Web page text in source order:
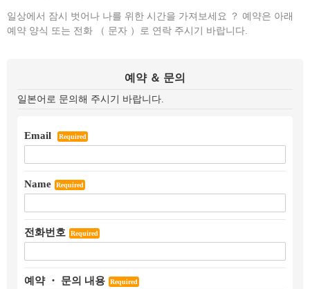
일상에서 잠시 벗어나 나를 위한 시간을 가져보세요 ？ 예약은 아래
예약 양식 또는 전화 （ 문자 ）로 연락 주시기 바랍니다.
예약 ＆ 문의
일본어로 문의해 주시기 바랍니다.
Email Required
Name Required
전화번호 Required
예약 ・ 문의 내용 Required